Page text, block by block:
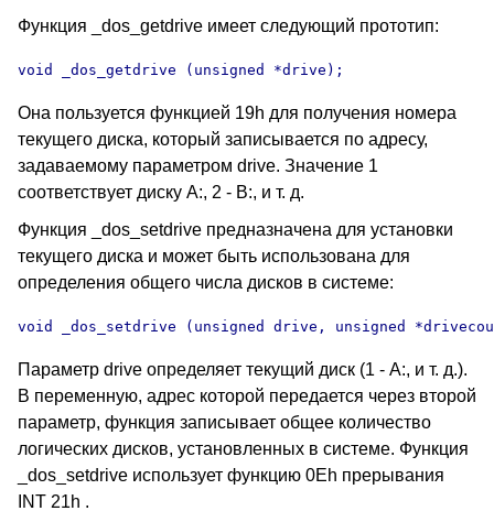
Функция _dos_getdrive имеет следующий прототип:
void _dos_getdrive (unsigned *drive);
Она пользуется функцией 19h для получения номера
текущего диска, который записывается по адресу,
задаваемому параметром drive. Значение 1
соответствует диску А:, 2 - В:, и т. д.
Функция _dos_setdrive предназначена для установки
текущего диска и может быть использована для
определения общего числа дисков в системе:
void _dos_setdrive (unsigned drive, unsigned
Параметр drive определяет текущий диск (1 - А:, и т. д.).
В переменную, адрес которой передается через второй
параметр, функция записывает общее количество
логических дисков, установленных в системе. Функция
_dos_setdrive использует функцию 0Eh прерывания
INT 21h .